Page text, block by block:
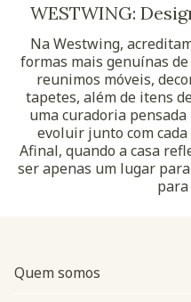
WESTWING:
Na Westwing,
formas mais genuínas
reunimos móveis,
tapetes, além de itens
uma curadoria
evoluir junto com
Afinal, quando a casa
ser apenas um lugar
Quem somos